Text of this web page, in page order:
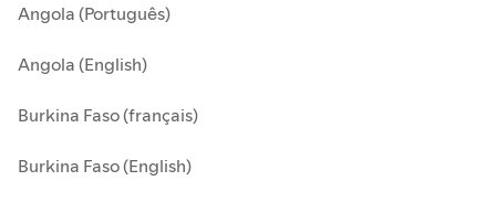
Angola (Português)
Angola (English)
Burkina Faso (français)
Burkina Faso (English)